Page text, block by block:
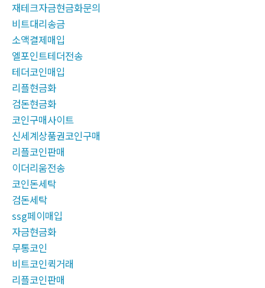
재테크자금현금화문의
비트대리송금
소액결제매입
엘포인트테더전송
테더코인매입
리플현금화
검돈현금화
코인구매사이트
신세계상품권코인구매
리플코인판매
이더리움전송
코인돈세탁
검돈세탁
ssg페이매입
자금현금화
무통코인
비트코인퀵거래
리플코인판매